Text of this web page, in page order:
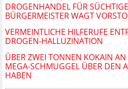
DROGENHANDEL FÜR
BÜRGERMEISTER WAGT
VERMEINTLICHE HILFERUFE
DROGEN-HALLUZINATION
ÜBER ZWEI TONNEN KOKAIN
MEGA-SCHMUGGEL ÜBER DEN
HABEN